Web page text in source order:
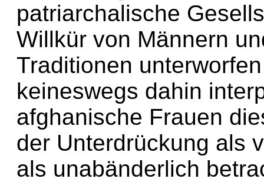
patriarchalische
Willkür von Männern
Traditionen
keineswegs dahin
afghanische Frauen
der Unterdrückung als
als unabänderlich